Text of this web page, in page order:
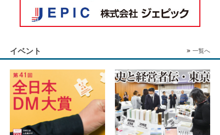
イベント 一覧へ